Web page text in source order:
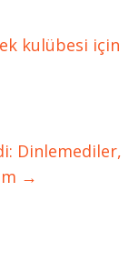
kulübesi için
Dinlemediler,
→